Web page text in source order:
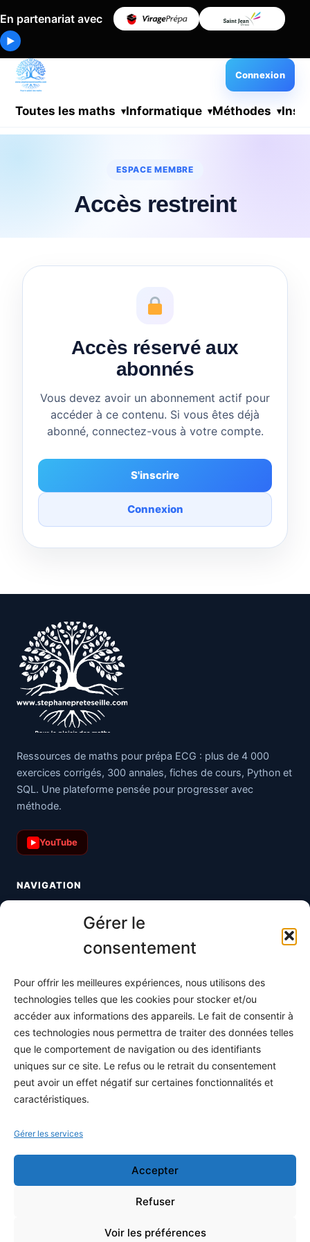
Gérer le
consentement
Pour offrir les meilleures expériences, nous utilisons des
technologies telles que les cookies pour stocker et/ou
accéder aux informations des appareils. Le fait de consentir à
ces technologies nous permettra de traiter des données telles
que le comportement de navigation ou des identifiants
uniques sur ce site. Le refus ou le retrait du consentement
peut avoir un effet négatif sur certaines fonctionnalités et
caractéristiques.
Gérer les services
Accepter
Refuser
Voir les préférences
En partenariat avec
▶
Toutes les maths Informatique Méthodes
Connexion
ESPACE MEMBRE
Accès restreint
Accès réservé aux
abonnés
Vous devez avoir un abonnement actif pour
accéder à ce contenu. Si vous êtes déjà
abonné, connectez-vous à votre compte.
S'inscrire
Connexion
Ressources de maths pour prépa ECG : plus de 4 000
exercices corrigés, 300 annales, fiches de cours, Python et
SQL. Une plateforme pensée pour progresser avec
méthode.
▶ YouTube
NAVIGATION
Toutes les maths
S'abonner
À propos
Contact / Support
Mes publications
INFORMATIONS LÉGALES
Conditions générales de vente